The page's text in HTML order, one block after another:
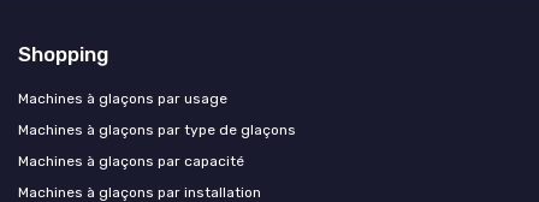
Shopping
Machines à glaçons par usage
Machines à glaçons par type de glaçons
Machines à glaçons par capacité
Machines à glaçons par installation